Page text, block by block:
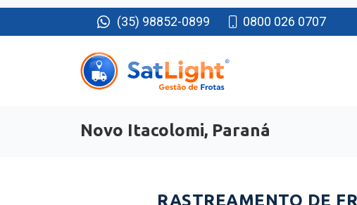
(35) 98852-0899 0800 026 0707
Novo Itacolomi, Paraná
RASTREAMENTO DE